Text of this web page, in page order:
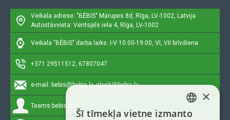
Veikala adrese: "BĒBIS" Mārupes 8d, Rīga, LV-1002, Latvija
Autostāvvieta: Ventspils iela 4, Rīga, LV-1002
Veikala "BĒBIS" darba laiks: I-V 10:00-19:00, VI, VII brīvdiena
+371 29511512, 67807047
e-mail: bebis@bebis.lv, glosk@bebis.lv
Teams: bebis.lv
LATVIAN
×
Šī tīmekļa vietne izmanto